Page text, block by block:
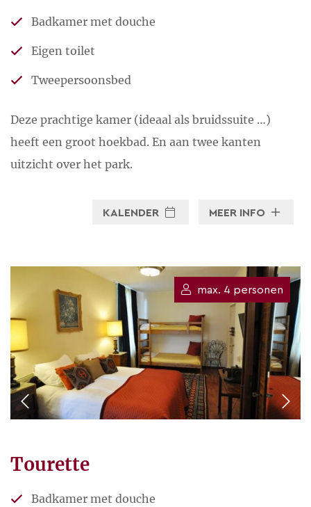
Badkamer met douche
Eigen toilet
Tweepersoonsbed
Deze prachtige kamer (ideaal als bruidssuite …)
heeft een groot hoekbad. En aan twee kanten
uitzicht over het park.
KALENDER MEER INFO
max. 4 personen
Tourette
Badkamer met douche